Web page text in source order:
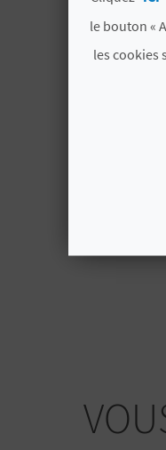
le bouton «
les cookies